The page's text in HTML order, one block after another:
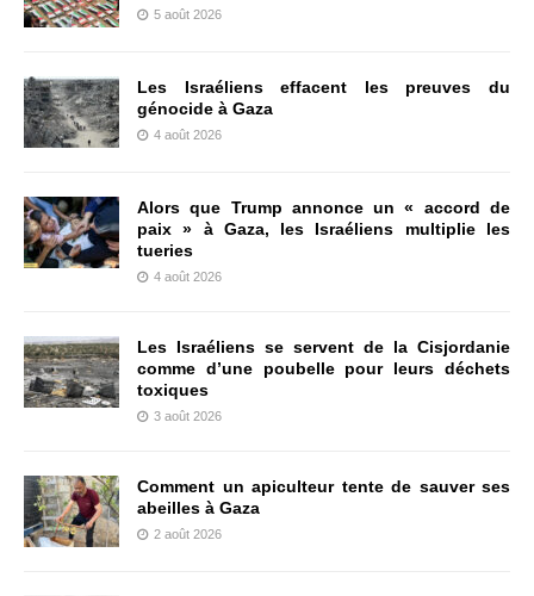
5 août 2026
Les Israéliens effacent les preuves du
génocide à Gaza
4 août 2026
Alors que Trump annonce un « accord de
paix » à Gaza, les Israéliens multiplie les
tueries
4 août 2026
Les Israéliens se servent de la Cisjordanie
comme d’une poubelle pour leurs déchets
toxiques
3 août 2026
Comment un apiculteur tente de sauver ses
abeilles à Gaza
2 août 2026